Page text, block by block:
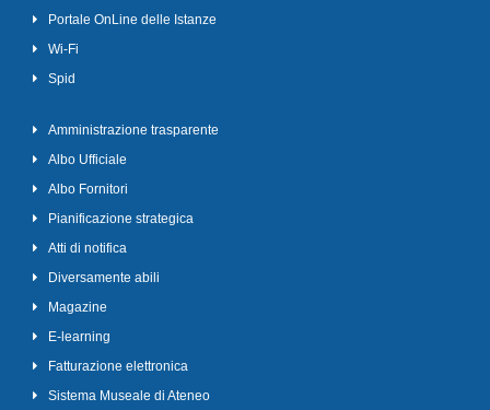
Portale OnLine delle Istanze
Wi-Fi
Spid
Amministrazione trasparente
Albo Ufficiale
Albo Fornitori
Pianificazione strategica
Atti di notifica
Diversamente abili
Magazine
E-learning
Fatturazione elettronica
Sistema Museale di Ateneo